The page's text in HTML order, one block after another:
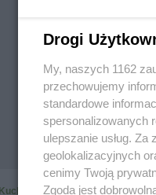
Kuchnie narodów Kuchnia polska
Drogi
My, naszych 1162
przechowujemy
standardowe
spersonalizowanych
ulepszanie usług.
geolokalizacyjnych
cenimy Twoją
Zgoda jest